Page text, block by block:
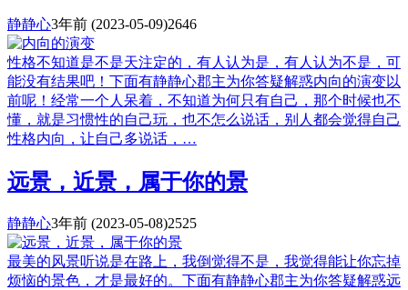
静静心3年前 (2023-05-09)2646
性格不知道是不是天注定的，有人认为是，有人认为不是，可
能没有结果吧！下面有静静心郡主为你答疑解惑内向的演变以
前呢！经常一个人呆着，不知道为何只有自己，那个时候也不
懂，就是习惯性的自己玩，也不怎么说话，别人都会觉得自己
性格内向，让自己多说话，…
远景，近景，属于你的景
静静心3年前 (2023-05-08)2525
最美的风景听说是在路上，我倒觉得不是，我觉得能让你忘掉
烦恼的景色，才是最好的。下面有静静心郡主为你答疑解惑远